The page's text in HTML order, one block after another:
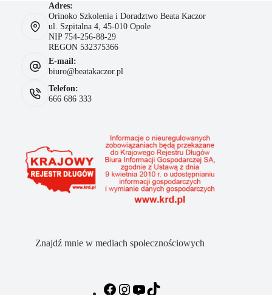
Adres:
Orinoko Szkolenia i Doradztwo Beata Kaczor
ul. Szpitalna 4, 45-010 Opole
NIP 754-256-88-29
REGON 532375366
E-mail:
biuro@beatakaczor.pl
Telefon:
666 686 333
Znajdź mnie w mediach społecznościowych